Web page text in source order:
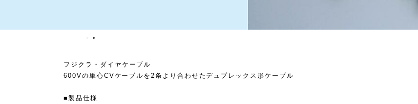
フジクラ・ダイヤケーブル
600Vの単心CVケーブルを2条より合わせたデュプレックス形ケーブル
■製品仕様